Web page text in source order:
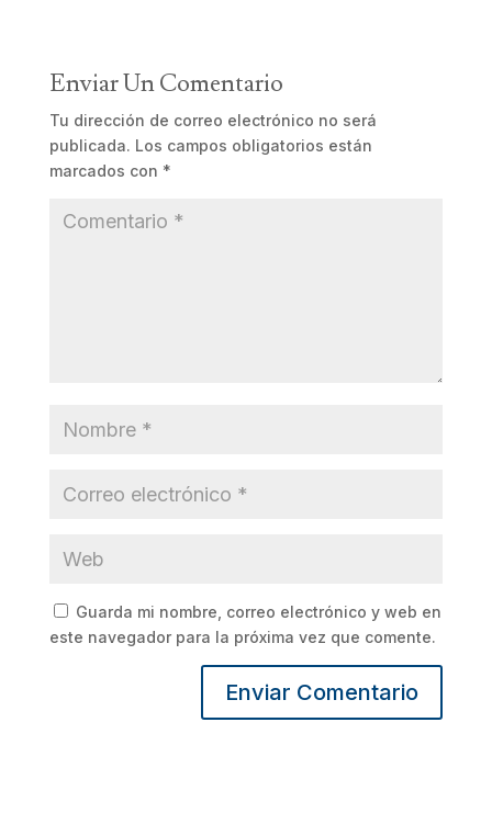
Enviar Un Comentario
Tu dirección de correo electrónico no será
publicada. Los campos obligatorios están
marcados con *
Guarda mi nombre, correo electrónico y web en
este navegador para la próxima vez que comente.